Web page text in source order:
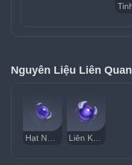
Nguyên Liệu Liên Quan